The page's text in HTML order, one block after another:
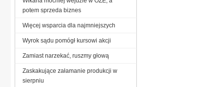
potem sprzeda biznes
Więcej wsparcia dla najmniejszych
Wyrok sądu pomógł kursowi akcji
Zamiast narzekać, ruszmy głową
Zaskakujące załamanie produkcji w
sierpniu